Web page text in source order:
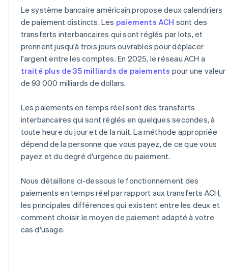
Le système bancaire américain propose deux calendriers
de paiement distincts. Les paiements ACH sont des
transferts interbancaires qui sont réglés par lots, et
prennent jusqu'à trois jours ouvrables pour déplacer
l'argent entre les comptes. En 2025, le réseau ACH a
traité plus de 35 milliards de paiements pour une valeur
de 93 000 milliards de dollars.
Les paiements en temps réel sont des transferts
interbancaires qui sont réglés en quelques secondes, à
toute heure du jour et de la nuit. La méthode appropriée
dépend de la personne que vous payez, de ce que vous
payez et du degré d'urgence du paiement.
Nous détaillons ci-dessous le fonctionnement des
paiements en temps réel par rapport aux transferts ACH,
les principales différences qui existent entre les deux et
comment choisir le moyen de paiement adapté à votre
cas d'usage.